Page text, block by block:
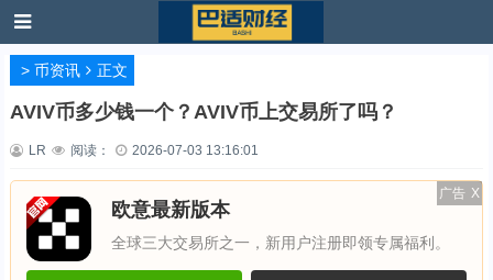
> 币资讯 正文
AVIV币多少钱一个？AVIV币上交易所了吗？
LR 阅读： 2026-07-03 13:16:01
广告 X
欧意最新版本
全球三大交易所之一，新用户注册即领专属福利。